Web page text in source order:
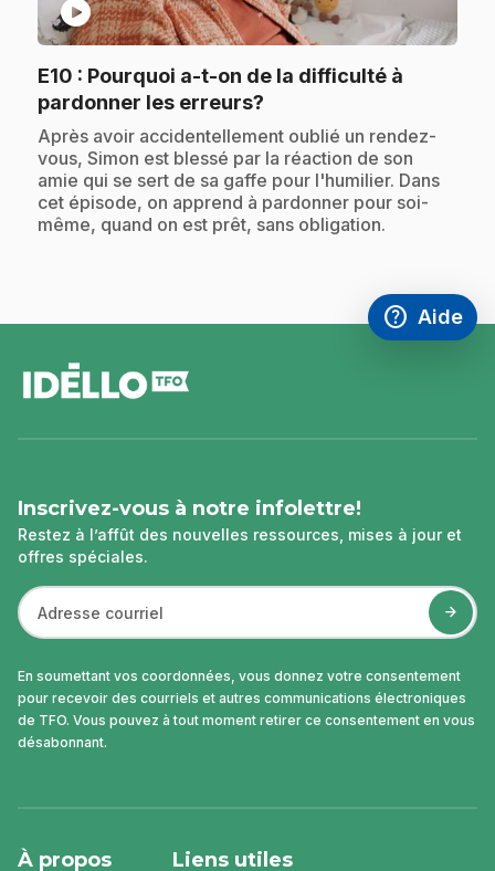
play_circle
E10 : Pourquoi a-t-on de la difficulté à
pardonner les erreurs?
.Après avoir accidentellement oublié un rendez-
vous, Simon est blessé par la réaction de son
amie qui se sert de sa gaffe pour l'humilier. Dans
cet épisode, on apprend à pardonner pour soi-
même, quand on est prêt, sans obligation.
help
Accéder à
Aide
,Ce lien
de
page
Inscrivez-vous à notre infolettre!
Restez à l’affût des nouvelles ressources, mises à jour et
offres spéciales.
En soumettant vos coordonnées, vous donnez votre consentement
pour recevoir des courriels et autres communications électroniques
de TFO. Vous pouvez à tout moment retirer ce consentement en vous
désabonnant.
À propos Liens utiles